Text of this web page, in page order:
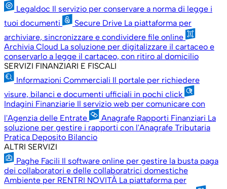
Legaldoc Il servizio per conservare a norma di legge i
tuoi documenti
Secure Drive La piattaforma per
archiviare, sincronizzare e condividere file online
Archivia Cloud La soluzione per digitalizzare il cartaceo e
conservarlo a legge il cartaceo, con ritiro al domicilio
SERVIZI FINANZIARI E FISCALI
Informazioni Commerciali Il portale per richiedere
visure, bilanci e documenti ufficiali in pochi click
Indagini Finanziarie Il servizio web per comunicare con
l'Agenzia delle Entrate
Anagrafe Rapporti Finanziari La
soluzione per gestire i rapporti con l'Anagrafe Tributaria
Pratica Deposito Bilancio
ALTRI SERVIZI
Paghe Facili Il software online per gestire la busta paga
dei collaboratori e delle collaboratrici domestiche
Ambiente per RENTRI NOVITÀ La piattaforma per